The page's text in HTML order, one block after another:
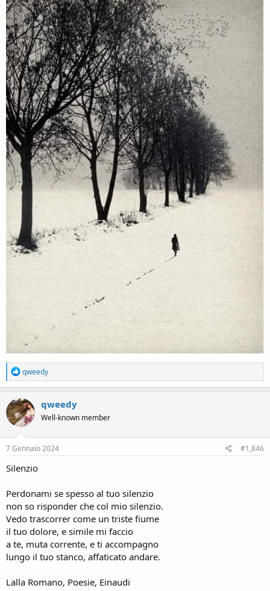
R
e
a
c
t
i
o
n
s
qweedy
qweedy
Well-known member
7 Gennaio 2024 #1,846
Silenzio
Perdonami se spesso al tuo silenzio
non so risponder che col mio silenzio.
Vedo trascorrer come un triste fiume
il tuo dolore, e simile mi faccio
a te, muta corrente, e ti accompagno
lungo il tuo stanco, affaticato andare.
Lalla Romano, Poesie, Einaudi